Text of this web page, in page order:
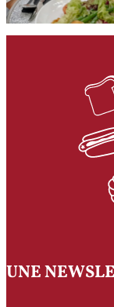
UNE